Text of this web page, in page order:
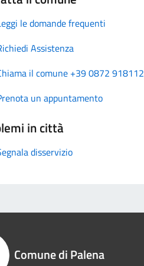
le domande frequenti
Assistenza
il comune +39 0872 918112
un appuntamento
in città
disservizio
Comune di Palena